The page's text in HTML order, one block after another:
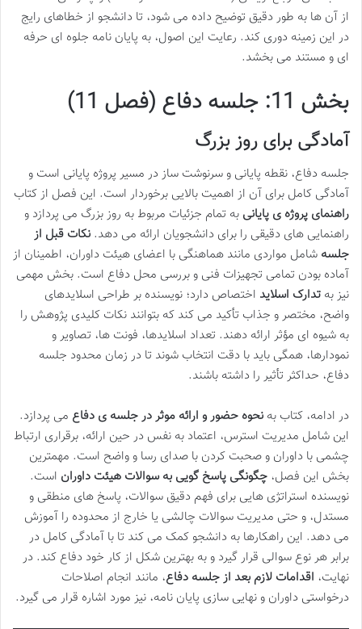
از آن ها به طور دقیق توضیح داده می شود، تا دانشجو از خطاهای رایج
در این زمینه دوری کند. رعایت این اصول، به پایان نامه جلوه ای حرفه
ای و مستند می بخشد.
بخش 11: جلسه دفاع (فصل 11)
آمادگی برای روز بزرگ
جلسه دفاع، نقطه پایانی و سرنوشت ساز در مسیر پروژه پایانی است و
آمادگی کامل برای آن از اهمیت بالایی برخوردار است. این فصل از کتاب
راهنمای پروژه ی پایانی به تمام جزئیات مربوط به روز بزرگ می پردازد و
راهنمایی های دقیقی را برای دانشجویان ارائه می دهد. نکات قبل از
جلسه شامل مواردی مانند هماهنگی با اعضای هیئت داوران، اطمینان از
آماده بودن تمامی تجهیزات فنی و بررسی محل دفاع است. بخش مهمی
نیز به تدارک اسلاید اختصاص دارد؛ نویسنده بر طراحی اسلایدهای
واضح، مختصر و جذاب تأکید می کند که بتوانند نکات کلیدی پژوهش را
به شیوه ای مؤثر ارائه دهند. تعداد اسلایدها، فونت ها، تصاویر و
نمودارها، همگی باید با دقت انتخاب شوند تا در زمان محدود جلسه
دفاع، حداکثر تأثیر را داشته باشند.
در ادامه، کتاب به نحوه حضور و ارائه موثر در جلسه ی دفاع می پردازد.
این شامل مدیریت استرس، اعتماد به نفس در حین ارائه، برقراری ارتباط
چشمی با داوران و صحبت کردن با صدای رسا و واضح است. مهمترین
بخش این فصل، چگونگی پاسخ گویی به سوالات هیئت داوران است.
نویسنده استراتژی هایی برای فهم دقیق سوالات، پاسخ های منطقی و
مستدل، و حتی مدیریت سوالات چالشی یا خارج از محدوده را آموزش
می دهد. این راهکارها به دانشجو کمک می کند تا با آمادگی کامل در
برابر هر نوع سوالی قرار گیرد و به بهترین شکل از کار خود دفاع کند. در
نهایت، اقدامات لازم بعد از جلسه دفاع، مانند انجام اصلاحات
درخواستی داوران و نهایی سازی پایان نامه، نیز مورد اشاره قرار می گیرد.